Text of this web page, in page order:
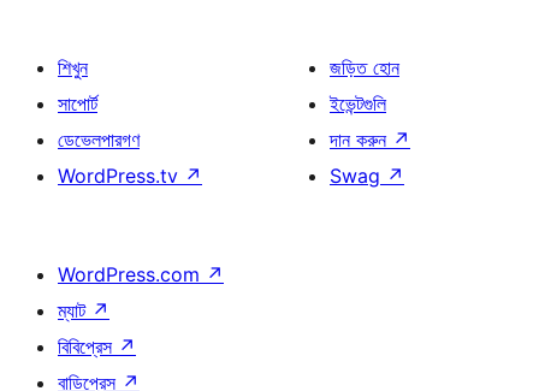
শিখুন
সাপোর্ট
ডেভেলপারগণ
WordPress.tv ↗
জড়িত হোন
ইভেন্টগুলি
দান করুন ↗
Swag ↗
WordPress.com ↗
ম্যাট ↗
বিবিপ্রেস ↗
বাডিপ্রেস ↗